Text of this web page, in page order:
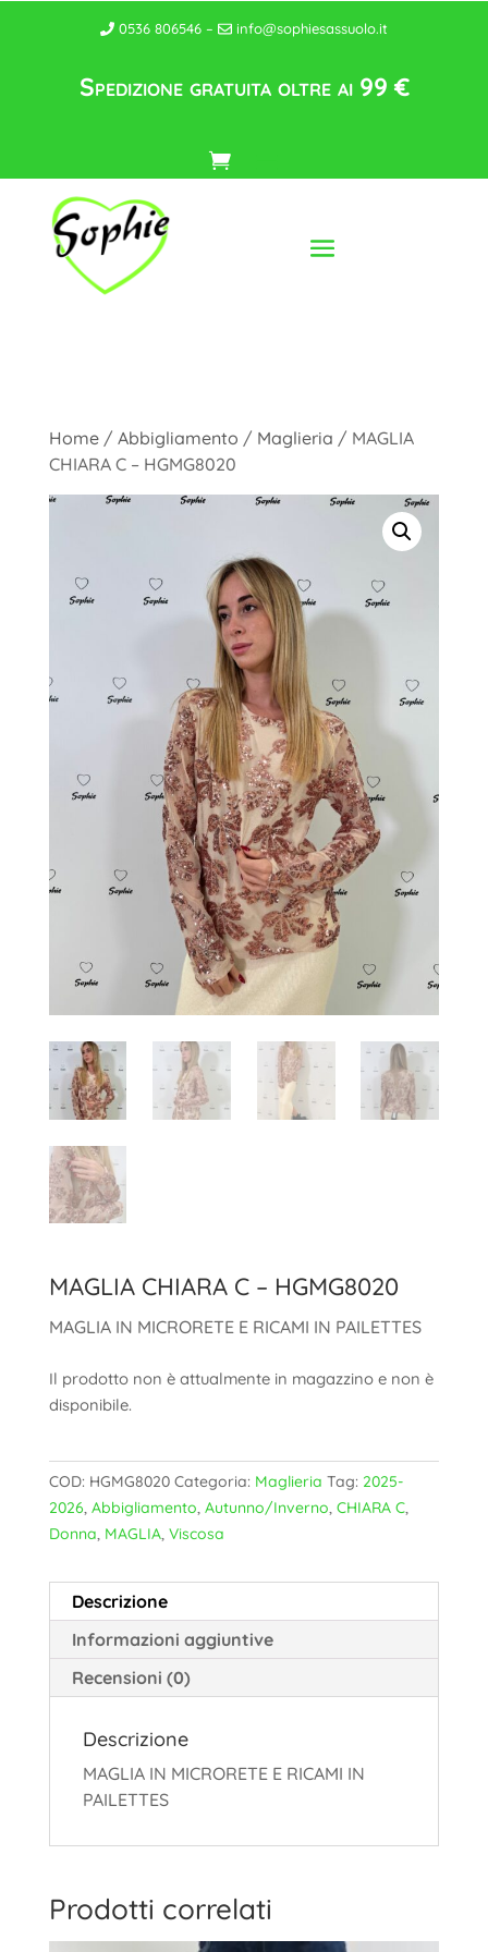
0536 806546 – info@sophiesassuolo.it
Spedizione gratuita oltre ai 99 €
Home/ Abbigliamento / Maglieria / MAGLIA
CHIARA C – HGMG8020
MAGLIA CHIARA C – HGMG8020
MAGLIA IN MICRORETE E RICAMI IN PAILETTES
Il prodotto non è attualmente in magazzino e non è
disponibile.
COD: HGMG8020 Categoria: Maglieria Tag: 2025-
2026, Abbigliamento, Autunno/Inverno, CHIARA C,
Donna, MAGLIA, Viscosa
Descrizione
Informazioni aggiuntive
Recensioni (0)
Descrizione
MAGLIA IN MICRORETE E RICAMI IN
PAILETTES
Prodotti correlati